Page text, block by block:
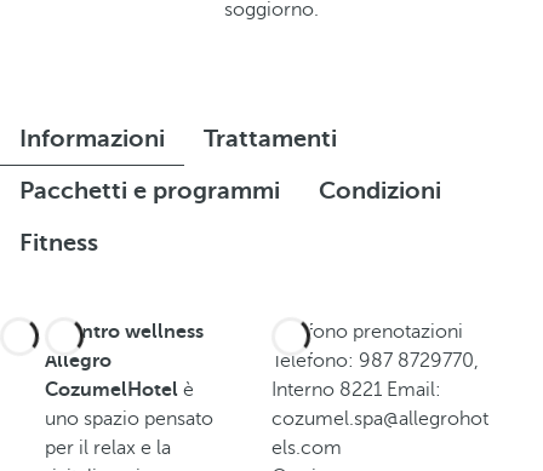
soggiorno.
Informazioni
Trattamenti
Pacchetti e programmi
Condizioni
Fitness
centro wellness
Allegro
CozumelHotel è
uno spazio pensato
per il relax e la
Telefono prenotazioni
Telefono: 987 8729770,
Interno 8221 Email:
cozumel.spa@allegrohot
els.com